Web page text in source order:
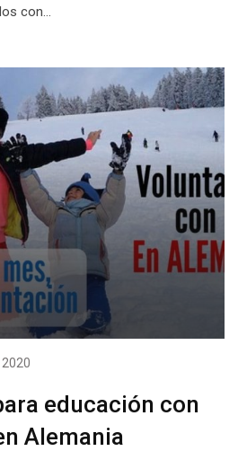
con…
educación con
Alemania